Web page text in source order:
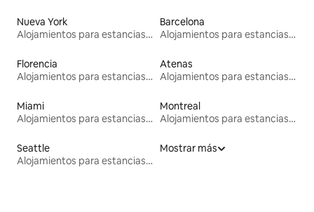
Nueva York
Alojamientos para estancias largas
Barcelona
Alojamientos para estancias largas
Florencia
Alojamientos para estancias largas
Atenas
Alojamientos para estancias largas
Miami
Alojamientos para estancias largas
Montreal
Alojamientos para estancias largas
Seattle
Alojamientos para estancias largas
Mostrar más